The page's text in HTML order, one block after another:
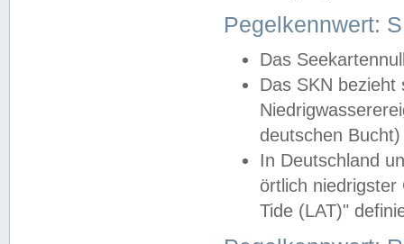
Pegelkennwert:
Das
Das SKN
deutschen
In Deutschland
örtlich
Tide (LAT)"